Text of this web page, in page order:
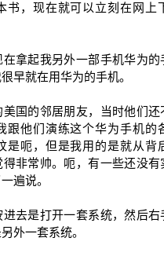
书，现在就可以立刻在网上
拿起我另外一部手机华为的
早就在用华为的手机。
国的邻居朋友，当时他们还
跟他们演练这个华为手机的
是呃，但是我用的是就从背
非常帅。呃，有一些还没有
遍说。
去是打开一套系统，然后右
外一套系统。